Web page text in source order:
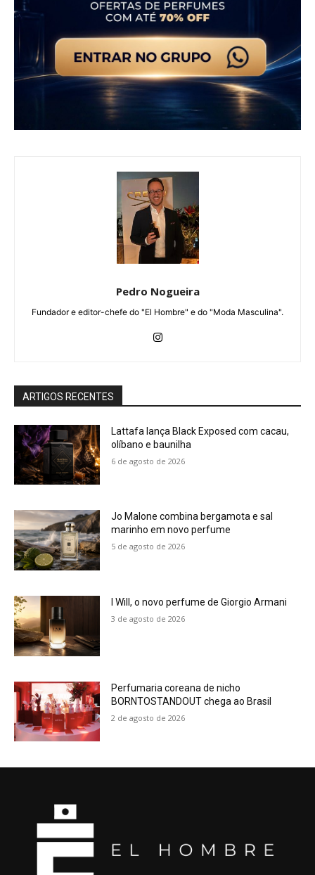
Pedro Nogueira
Fundador e editor-chefe do "El Hombre" e do "Moda Masculina".
ARTIGOS RECENTES
Lattafa lança Black Exposed com cacau,
olíbano e baunilha
6 de agosto de 2026
Jo Malone combina bergamota e sal
marinho em novo perfume
5 de agosto de 2026
I Will, o novo perfume de Giorgio Armani
3 de agosto de 2026
Perfumaria coreana de nicho
BORNTOSTANDOUT chega ao Brasil
2 de agosto de 2026